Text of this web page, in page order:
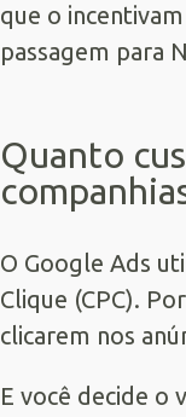
que o
passagem para
Quanto
O Google Ads
Clique (CPC).
clicarem nos
E você decide o